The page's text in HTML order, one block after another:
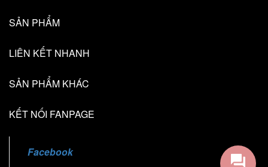
SẢN PHẨM
LIÊN KẾT NHANH
SẢN PHẨM KHÁC
KẾT NỐI FANPAGE
Facebook